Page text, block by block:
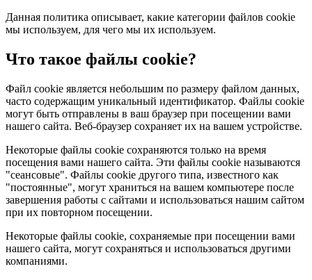
Данная политика описывает, какие категории файлов cookie
мы используем, для чего мы их используем.
Что такое файлы cookie?
Файл cookie является небольшим по размеру файлом данных,
часто содержащим уникальный идентификатор. Файлы cookie
могут быть отправлены в ваш браузер при посещении вами
нашего сайта. Веб-браузер сохраняет их на вашем устройстве.
Некоторые файлы cookie сохраняются только на время
посещения вами нашего сайта. Эти файлы cookie называются
"сеансовые". Файлы cookie другого типа, известного как
"постоянные", могут храниться на вашем компьютере после
завершения работы с сайтами и использоваться нашим сайтом
при их повторном посещении.
Некоторые файлы cookie, сохраняемые при посещении вами
нашего сайта, могут сохраняться и использоваться другими
компаниями.